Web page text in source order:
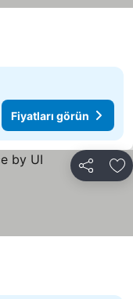
görün
Fiyatları görün
Paylaş